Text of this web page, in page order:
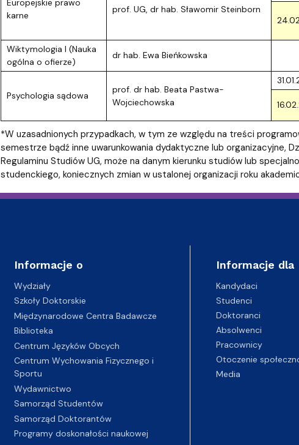
karne
prof. UG, dr hab. Sławomir Steinborn
Wiktymologia I (Nauka
ogólna o ofierze)
dr hab. Ewa Bieńkowska
Psychologia sądowa
prof. dr hab. Beata Pastwa-
Wojciechowska
*W uzasadnionych przypadkach, w tym ze względu na treści
semestrze bądź inne uwarunkowania dydaktyczne lub organizacyjne,
Regulaminu Studiów UG, może na danym kierunku studiów lub
studenckiego, koniecznych zmian w ustalonej organizacji roku
Informacje o
Wydziały
Szkoły Doktorskie
Międzynarodowe Centra Badawcze
Biblioteka
Centrum Języków Obcych
Centrum Wychowania Fizycznego i
Sportu
Wydawnictwo
Samorząd Studentów
Samorząd Doktorantów
Programy doskonałości naukowej
Informacje dla
Kandydaci
Studenci
Doktoranci
Absolwenci
Pracownicy
Otoczenie
Media